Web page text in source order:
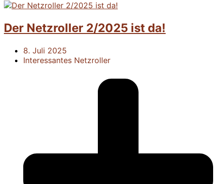
Der Netzroller 2/2025 ist da!
8. Juli 2025
Interessantes Netzroller